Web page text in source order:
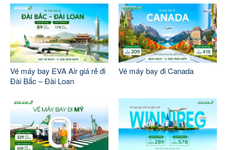
Vé máy bay EVA Air giá rẻ đi
Đài Bắc – Đài Loan
Vé máy bay đi Canada